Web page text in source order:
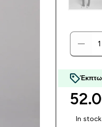
In stock